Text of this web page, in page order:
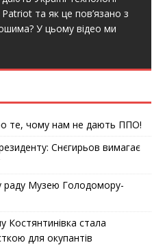
та як це пов’язано з
У цьому відео ми
те, чому нам не дають ППО!
Снєгирьов вимагає
Музею Голодомору-
Костянтинівка стала
для окупантів